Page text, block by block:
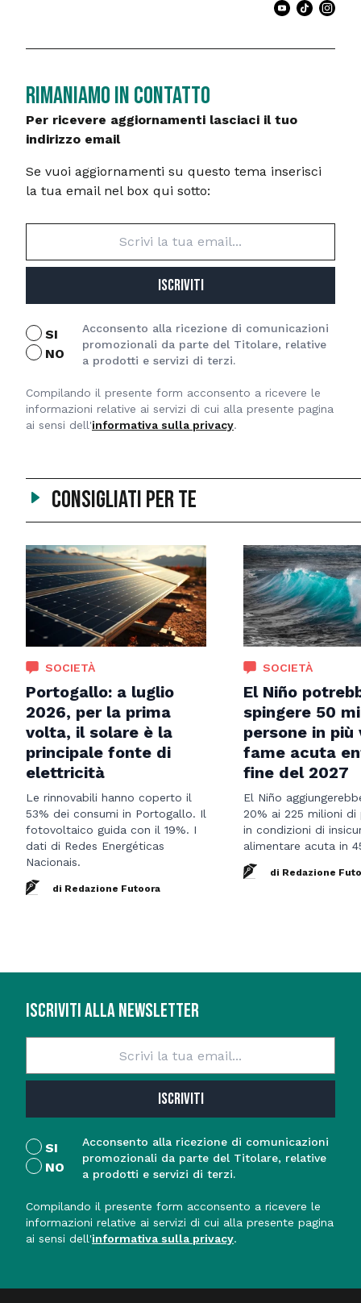
RIMANIAMO IN CONTATTO
Per ricevere aggiornamenti lasciaci il tuo
indirizzo email
Se vuoi aggiornamenti su questo tema inserisci
la tua email nel box qui sotto:
ISCRIVITI
SI
NO
Acconsento alla ricezione di comunicazioni
promozionali da parte del Titolare, relative
a prodotti e servizi di terzi.
Compilando il presente form acconsento a ricevere le
informazioni relative ai servizi di cui alla presente pagina
ai sensi dell'informativa sulla privacy.
Consigliati per te
SOCIETÀ
Portogallo: a luglio
2026, per la prima
volta, il solare è la
principale fonte di
elettricità
Le rinnovabili hanno coperto il
53% dei consumi in Portogallo. Il
fotovoltaico guida con il 19%. I
dati di Redes Energéticas
Nacionais.
di Redazione Futoora
SOCIETÀ
El Niño
spingere 50
persone in più
fame acuta
fine del 2027
El Niño
20% ai 225 milioni di
in condizioni di
alimentare acuta in
di Redazione
ISCRIVITI ALLA NEWSLETTER
ISCRIVITI
SI
NO
Acconsento alla ricezione di comunicazioni
promozionali da parte del Titolare, relative
a prodotti e servizi di terzi.
Compilando il presente form acconsento a ricevere le
informazioni relative ai servizi di cui alla presente pagina
ai sensi dell'informativa sulla privacy.